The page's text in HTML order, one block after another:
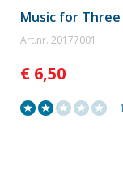
Music for
Art.nr. 20177001
€ 6,50